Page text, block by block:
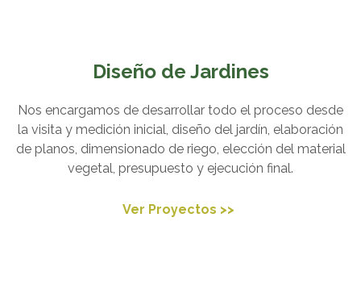
Diseño de Jardines
Nos encargamos de desarrollar todo el proceso desde
la visita y medición inicial, diseño del jardín, elaboración
de planos, dimensionado de riego, elección del material
vegetal, presupuesto y ejecución final.
Ver Proyectos >>